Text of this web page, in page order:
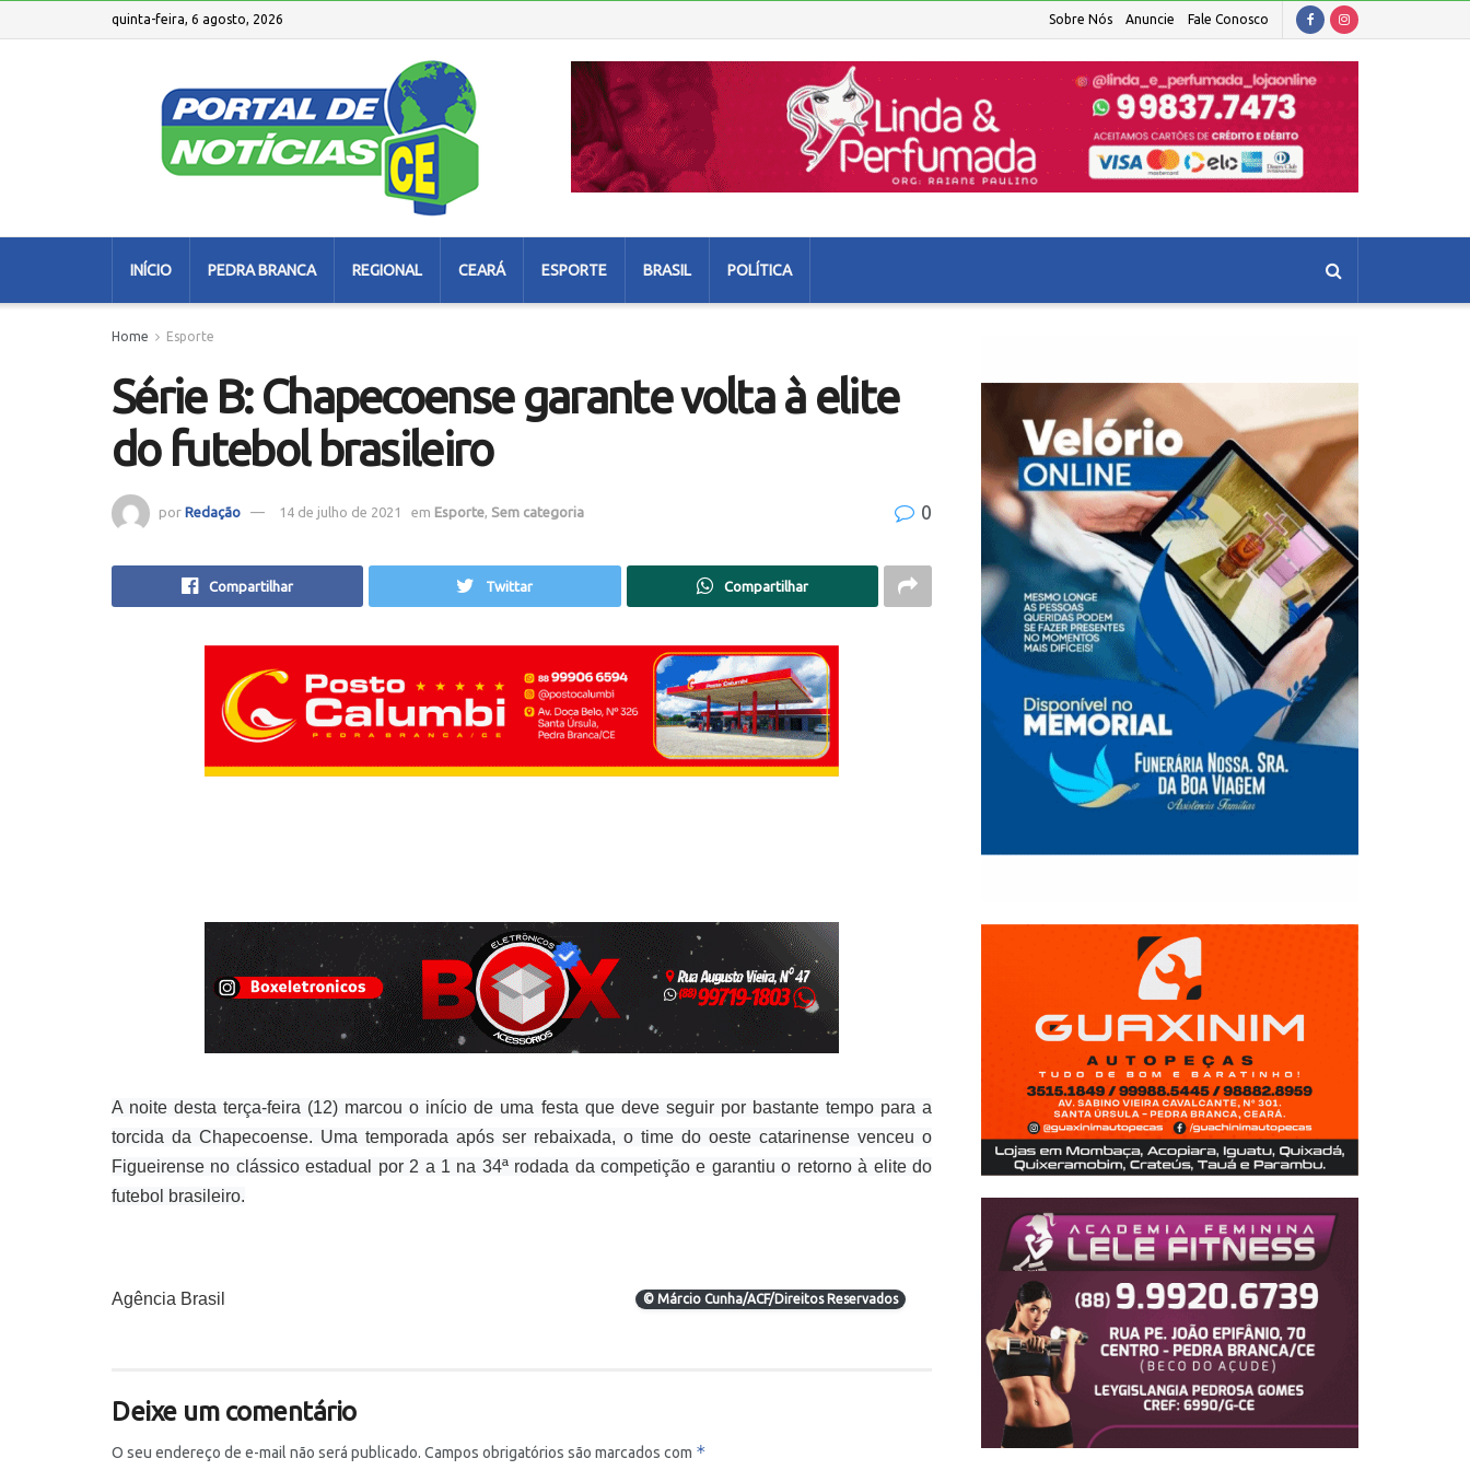
quinta-feira, 6 agosto, 2026 Sobre Nós Anuncie Fale Conosco
INÍCIO PEDRA BRANCA REGIONAL CEARÁ ESPORTE BRASIL POLÍTICA
Home Esporte
Série B: Chapecoense garante volta à elite
do futebol brasileiro
por Redação 14 de julho de 2021 em Esporte Sem categoria 0
Compartilhar Twittar Compartilhar
© Márcio Cunha/ACF/Direitos Reservados
A noite desta terça-feira (12) marcou o início de uma festa que deve seguir por bastante tempo para a
torcida da Chapecoense. Uma temporada após ser rebaixada, o time do oeste catarinense venceu o
Figueirense no clássico estadual por 2 a 1 na 34ª rodada da competição e garantiu o retorno à elite do
futebol brasileiro.
Agência Brasil
Deixe um comentário
O seu endereço de e-mail não será publicado. Campos obrigatórios são marcados com *